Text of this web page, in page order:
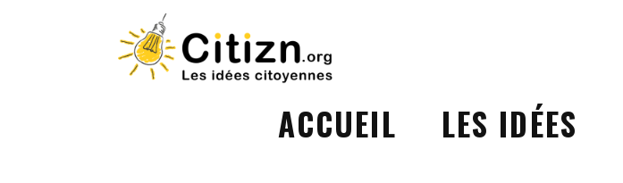
ACCUEIL LES IDÉES